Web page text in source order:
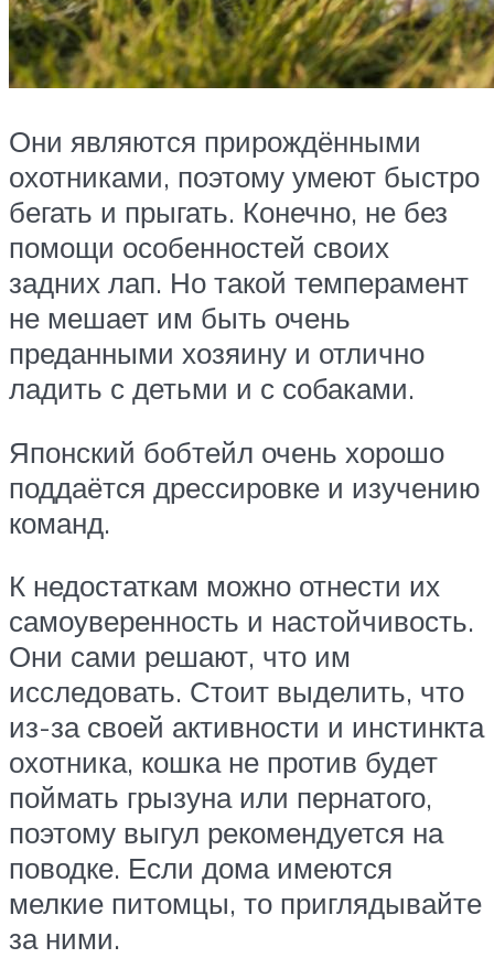
Они являются прирождёнными
охотниками, поэтому умеют быстро
бегать и прыгать. Конечно, не без
помощи особенностей своих
задних лап. Но такой темперамент
не мешает им быть очень
преданными хозяину и отлично
ладить с детьми и с собаками.
Японский бобтейл очень хорошо
поддаётся дрессировке и изучению
команд.
К недостаткам можно отнести их
самоуверенность и настойчивость.
Они сами решают, что им
исследовать. Стоит выделить, что
из-за своей активности и инстинкта
охотника, кошка не против будет
поймать грызуна или пернатого,
поэтому выгул рекомендуется на
поводке. Если дома имеются
мелкие питомцы, то приглядывайте
за ними.